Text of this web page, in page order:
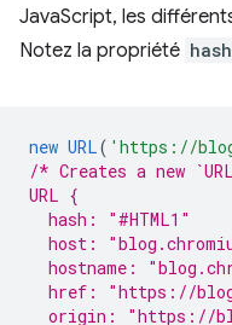
JavaScript, les
Notez la propriété hash
new URL( 'https://
/* Creates a new
URL {
  hash: "#HTML1"
host:
hostname:
href: "https://
origin: "https://